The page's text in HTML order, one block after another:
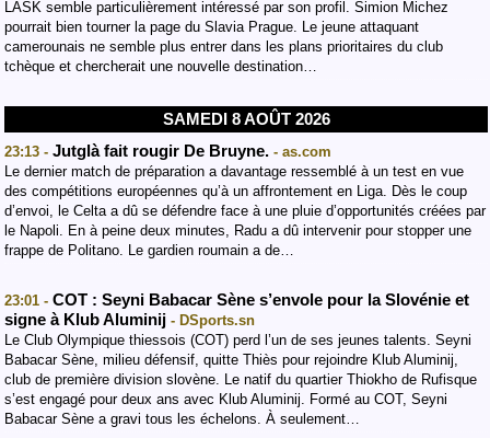
LASK semble particulièrement intéressé par son profil. Simion Michez
pourrait bien tourner la page du Slavia Prague. Le jeune attaquant
camerounais ne semble plus entrer dans les plans prioritaires du club
tchèque et chercherait une nouvelle destination…
SAMEDI 8 AOÛT 2026
23:13 - Jutglà fait rougir De Bruyne. - as.com
Le dernier match de préparation a davantage ressemblé à un test en vue
des compétitions européennes qu’à un affrontement en Liga. Dès le coup
d’envoi, le Celta a dû se défendre face à une pluie d’opportunités créées par
le Napoli. En à peine deux minutes, Radu a dû intervenir pour stopper une
frappe de Politano. Le gardien roumain a de…
23:01 - COT : Seyni Babacar Sène s’envole pour la Slovénie et
signe à Klub Aluminij - DSports.sn
Le Club Olympique thiessois (COT) perd l’un de ses jeunes talents. Seyni
Babacar Sène, milieu défensif, quitte Thiès pour rejoindre Klub Aluminij,
club de première division slovène. Le natif du quartier Thiokho de Rufisque
s’est engagé pour deux ans avec Klub Aluminij. Formé au COT, Seyni
Babacar Sène a gravi tous les échelons. À seulement…